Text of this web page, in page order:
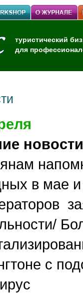
туристический
для
новости
в мае
с